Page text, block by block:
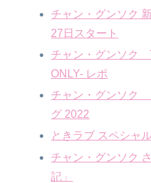
チャン・グンソク
27日スタート
チャン・グンソク
ONLY- レポ
チャン・グンソク
グ 2022
ときラブ スペシャ
チャン・グンソク
記」